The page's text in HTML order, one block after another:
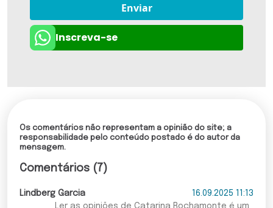
Enviar
Inscreva-se
Os comentários não representam a opinião do site; a
responsabilidade pelo conteúdo postado é do autor da
mensagem.
Comentários (7)
Lindberg Garcia
16.09.2025 11:13